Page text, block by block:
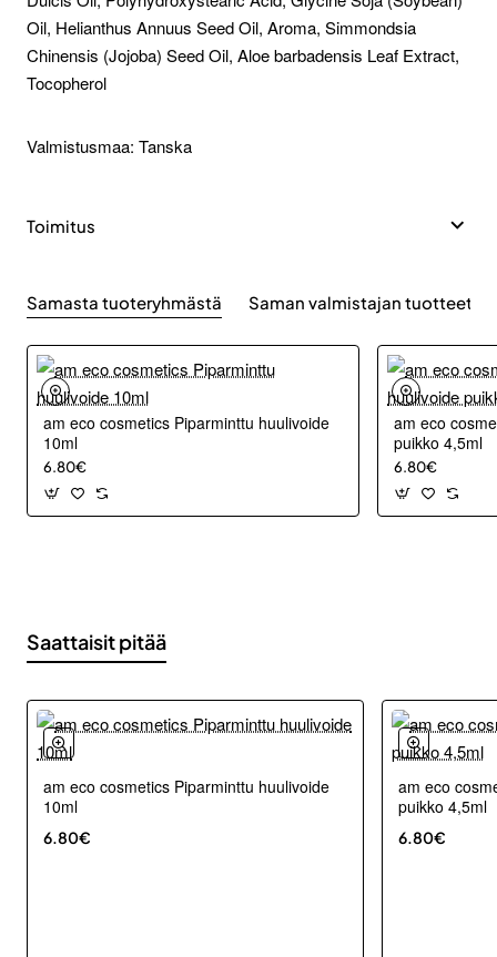
Oil, Helianthus Annuus Seed Oil, Aroma, Simmondsia
Chinensis (Jojoba) Seed Oil, Aloe barbadensis Leaf Extract,
Tocopherol
Valmistusmaa: Tanska
Toimitus
Samasta tuoteryhmästä Saman valmistajan tuotteet
am eco cosmetics Piparminttu huulivoide
10ml
6.80€
am eco
puikko 4,5ml
6.80€
Saattaisit pitää
am eco cosmetics Piparminttu huulivoide
10ml
6.80€
am eco
puikko 4,5ml
6.80€